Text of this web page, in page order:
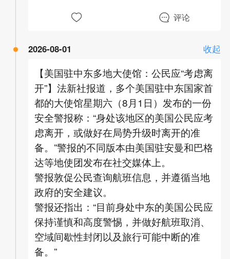
评论
2026-08-01 收起
【美国驻中东多地大使馆：公民应“考虑离
开”】法新社报道，多个美国驻中东国家首
都的大使馆星期六（8月1日）发布的一份
安全警报称：“身处该地区的美国公民应考
虑离开，或做好在局势升级时离开的准
备。”警报的不同版本由美国驻安曼和巴格
达等地使团发布在社交媒体上。
警报敦促公民查询航班信息，并遵循当地
政府的安全建议。
警报还指出：“目前身处中东的美国公民应
保持谨慎和高度警惕，并做好航班取消、
空域间歇性封闭以及旅行可能中断的准
备。”